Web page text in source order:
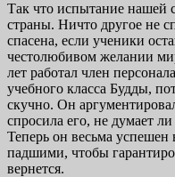
Так что испытание нашей
страны. Ничто другое не
спасена, если ученики
честолюбивом желании
лет работал член
учебного класса Будды,
скучно. Он
спросила его, не думает
Теперь он весьма успешен
падшими, чтобы
вернется.